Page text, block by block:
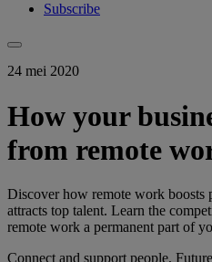
Subscribe
24 mei 2020
How your
from remote
Discover how remote work boosts
attracts top talent. Learn the
remote work a permanent part of
Connect and support people,